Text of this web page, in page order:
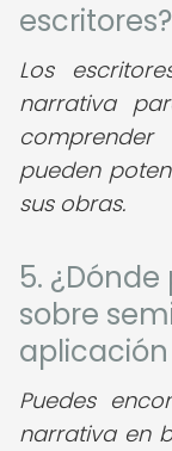
escritores?
Los
narrativa
pueden
sus obras.
5.
sobre
Puedes
narrativa en